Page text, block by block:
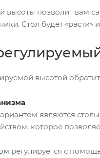
высоты позволит вам
Стол будет «расти»
высотой
являются
которое
регулируется с